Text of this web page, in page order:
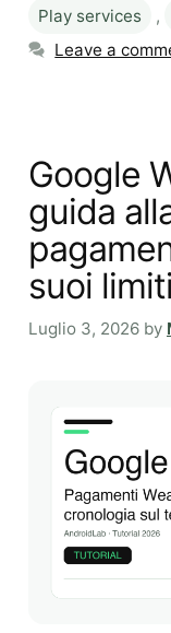
Play services
,
Leave a
Google
guida
suoi limiti
Luglio 3, 2026 by